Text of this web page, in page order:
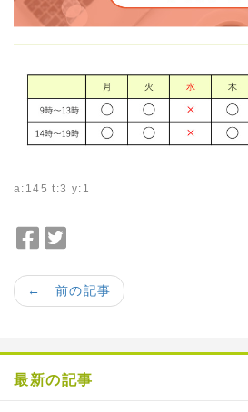
a:145 t:3 y:1
c
e
o
k
i
t
r
で
← 前の記事
最新の記事